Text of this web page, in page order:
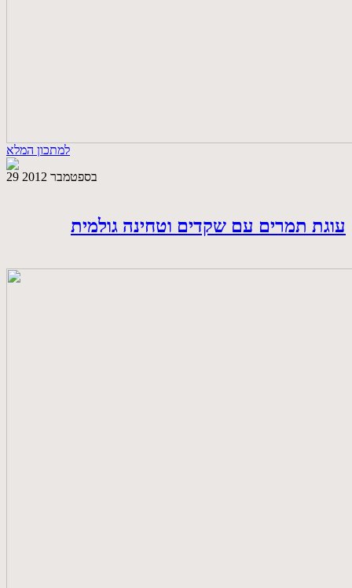
למתכון המלא
29 בספטמבר 2012
עוגת תמרים עם שקדים וטחינה גולמית